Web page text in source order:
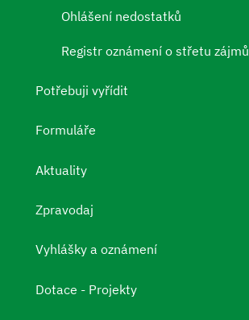
Ohlášení nedostatků
Registr oznámení o střetu zájmů
Potřebuji vyřídit
Formuláře
Aktuality
Zpravodaj
Vyhlášky a oznámení
Dotace - Projekty